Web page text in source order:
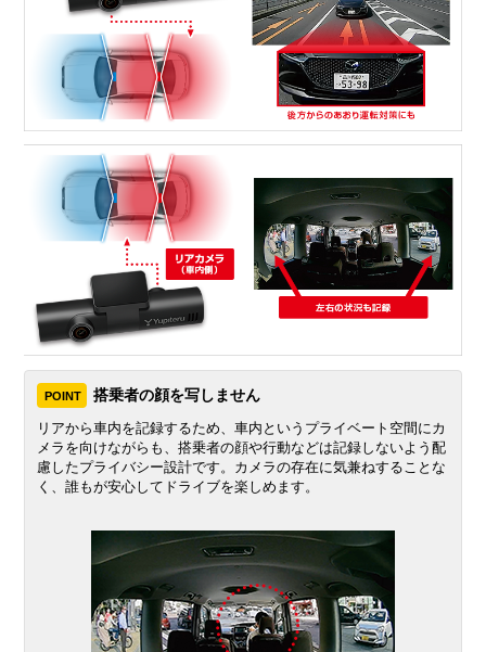
POINT 搭乗者の顔を写しません
リアから車内を記録するため、車内というプライベート空間にカ
メラを向けながらも、搭乗者の顔や行動などは記録しないよう配
慮したプライバシー設計です。カメラの存在に気兼ねすることな
く、誰もが安心してドライブを楽しめます。